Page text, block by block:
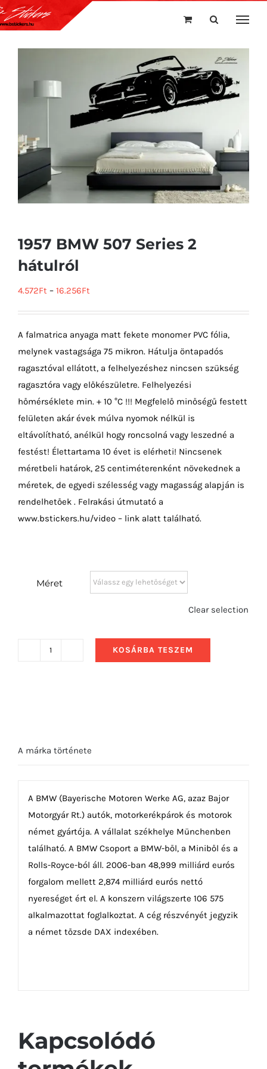
Kihagyás
1957 BMW 507 Series 2
hátulról
4.572Ft – 16.256Ft
A falmatrica anyaga matt fekete monomer PVC fólia,
melynek vastagsága 75 mikron. Hátulja öntapadós
ragasztóval ellátott, a felhelyezéshez nincsen szükség
ragasztóra vagy előkészületre. Felhelyezési
hőmérséklete min. + 10 °C !!! Megfelelő minőségű festett
felületen akár évek múlva nyomok nélkül is
eltávolítható, anélkül hogy roncsolná vagy leszedné a
festést! Élettartama 10 évet is elérheti! Nincsenek
méretbeli határok, 25 centiméterenként növekednek a
méretek, de egyedi szélesség vagy magasság alapján is
rendelhetőek . Felrakási útmutató a
www.bstickers.hu/video – link alatt található.
Méret
Clear selection
KOSÁRBA TESZEM
A márka története
A BMW (Bayerische Motoren Werke AG, azaz Bajor
Motorgyár Rt.) autók, motorkerékpárok és motorok
német gyártója. A vállalat székhelye Münchenben
található. A BMW Csoport a BMW-ből, a Miniből és a
Rolls-Royce-ból áll. 2006-ban 48,999 milliárd eurós
forgalom mellett 2,874 milliárd eurós nettó
nyereséget ért el. A konszern világszerte 106 575
alkalmazottat foglalkoztat. A cég részvényét jegyzik
a német tőzsde DAX indexében.
Kapcsolódó